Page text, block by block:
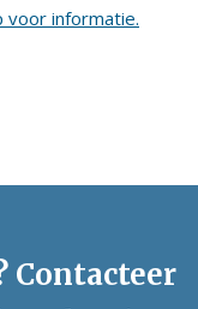
voor informatie.
Contacteer